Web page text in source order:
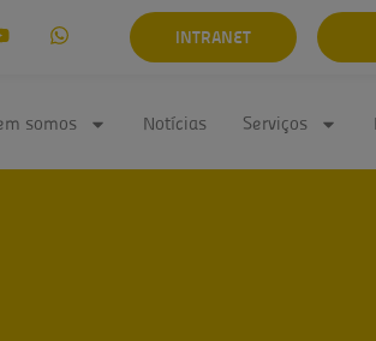
INTRANET
somos Notícias Serviços